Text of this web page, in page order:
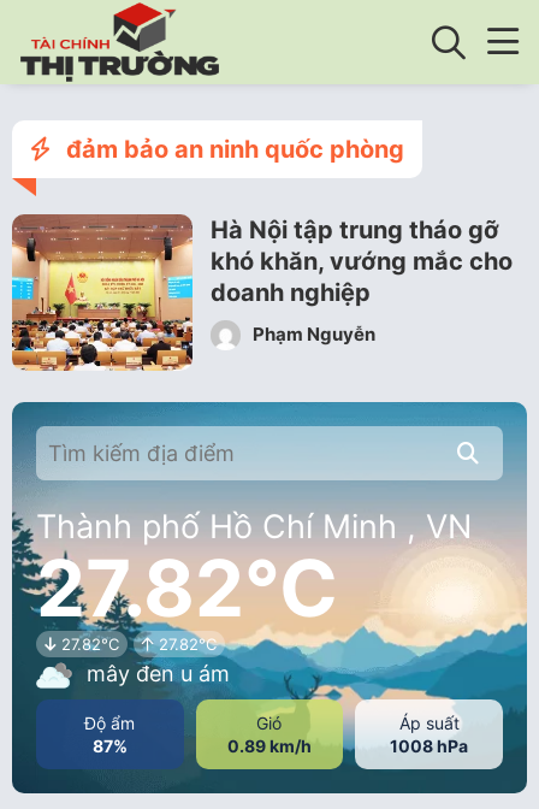
đảm bảo an ninh quốc phòng
Hà Nội tập trung tháo gỡ
khó khăn, vướng mắc cho
doanh nghiệp
Phạm Nguyễn
Thành phố Hồ Chí Minh , VN
27.82°C
27.82°C 27.82°C
mây đen u ám
Độ ẩm
87%
Gió
0.89 km/h
Áp suất
1008 hPa